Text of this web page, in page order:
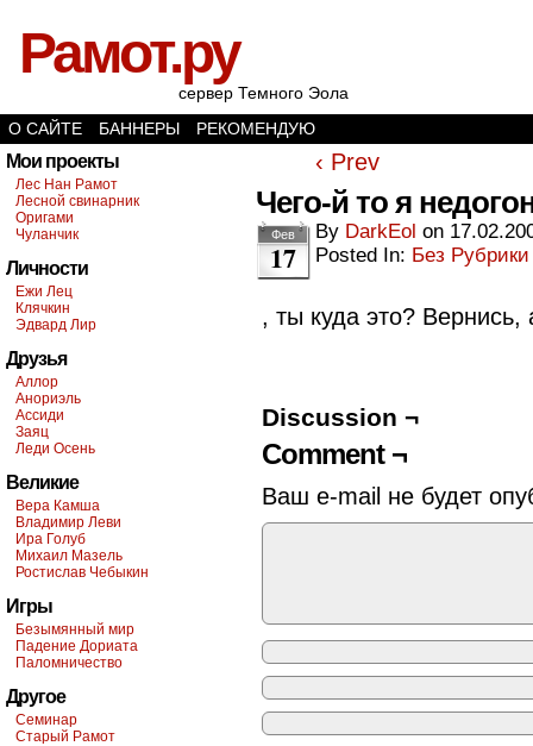
Рамот.ру
сервер Темного Эола
О САЙТЕ
БАННЕРЫ РЕКОМЕНДУЮ
Мои проекты
Лес Нан Рамот
Лесной свинарник
Оригами
Чуланчик
Личности
Ежи Лец
Клячкин
Эдвард Лир
Друзья
Аллор
Анориэль
Ассиди
Заяц
Леди Осень
Великие
Вера Камша
Владимир Леви
Ира Голуб
Михаил Мазель
Ростислав Чебыкин
Игры
Безымянный мир
Падение Дориата
Паломничество
Другое
Семинар
Старый Рамот
‹ Prev
Чего-й то я
Фев
17
By DarkEol on
Posted In: Без Рубрики
, ты куда это?
Discussion ¬
Comment ¬
Ваш e-mail не будет